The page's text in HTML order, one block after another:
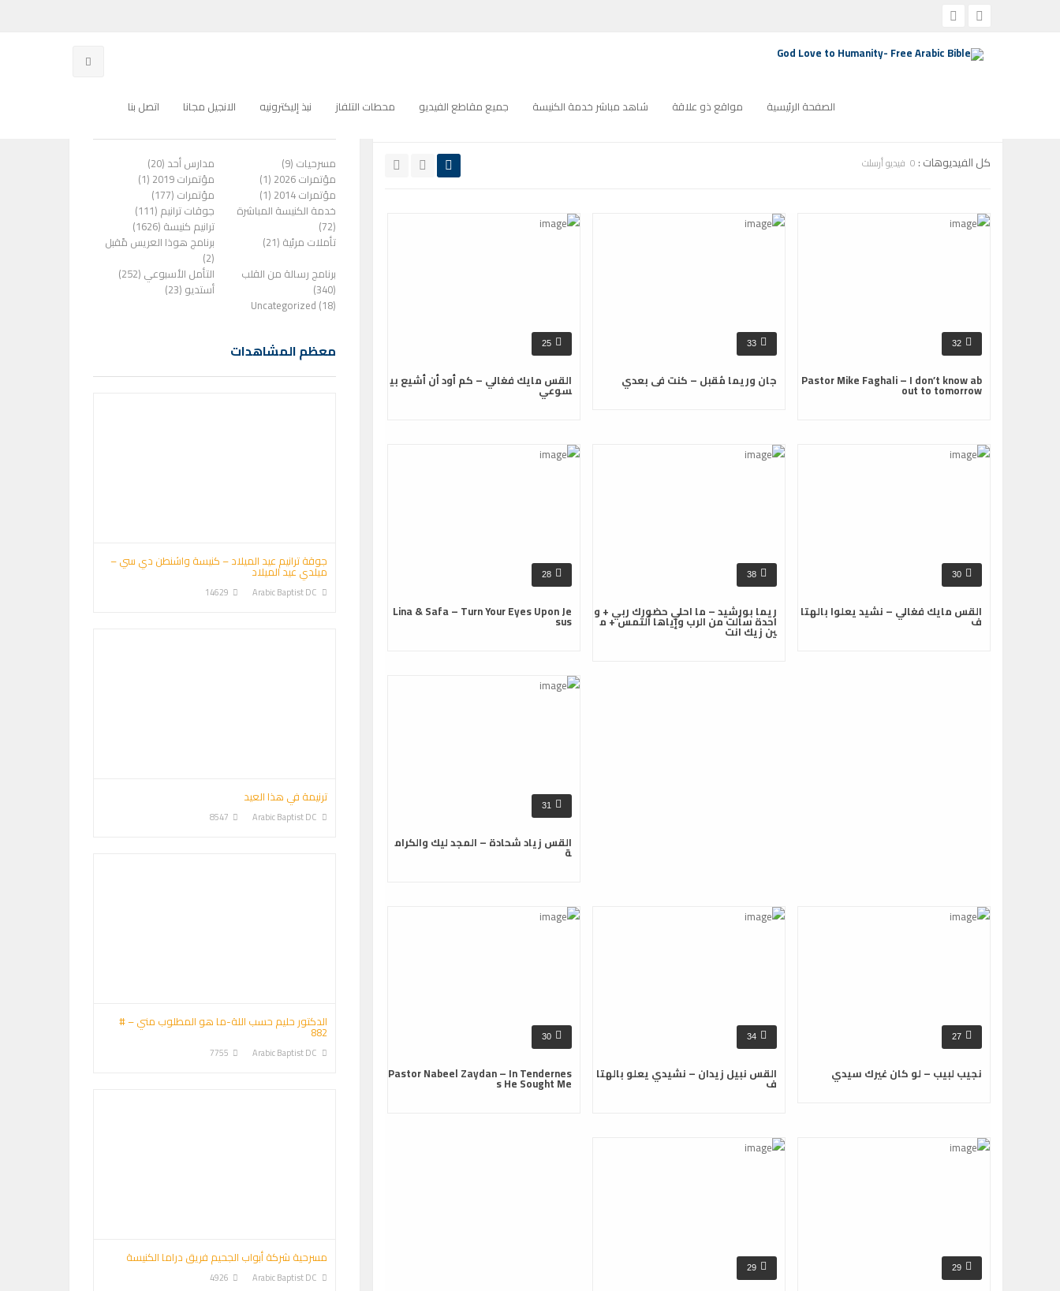
الصفحة الرئيسية مواقع ذو علاقة شاهد مباشر خدمة الكنيسة جميع مقاطع الفيديو محطات التلفاز نبذ إليكترونيه الانجيل مجانا اتصل بنا
الصفحة الرئيسية التأمل الأسبوعي التصنيف:
جميع عالية الدقة
كل الفيديوهات : 0 فيديو أرسلت
32
Pastor Mike Faghali – I don’t know ab
out to tomorrow
33
جان وريما مُقبل – كنت فى بعدي
25
القس مايك فغالي – كم أود أن أشيع بي
سوعي
30
القس مايك فغالي – نشيد يعلوا بالهتا
ف
38
ريما بورشيد – ما احلي حضورك ربي + و
احدة سألت من الرب وإياها ألتمس + م
ين زيك انت
28
Lina & Safa – Turn Your Eyes Upon Je
sus
31
القس زياد شحادة – المجد ليك والكرام
ة
27
نجيب لبيب – لو كان غيرك سيدي
34
القس نبيل زيدان – نشيدي يعلو بالهتا
ف
30
Pastor Nabeel Zaydan – In Tendernes
s He Sought Me
29
29
الفئات
مسرحيات (9)
مدارس أحد (20)
مؤتمرات 2026 (1)
مؤتمرات 2019 (1)
مؤتمرات 2014 (1)
مؤتمرات (177)
خدمة الكنيسة المباشرة
(72)
جوقات ترانيم (111)
ترانيم كنيسة (1626)
تأملات مرئية (21)
برنامج هوذا العريس مًقبل
(2)
برنامج رسالة من القلب
(340)
التأمل الأسبوعي (252)
أستديو (23)
Uncategorized (18)
معظم المشاهدات
جوقة ترانيم عيد الميلاد – كنيسة واشنطن دي سي –
ميلدي عيد الميلاد
Arabic Baptist DC
14629
ترنيمة في هذا العيد
Arabic Baptist DC
8547
الدكتور حليم حسب اللة-ما هو المطلوب مني – #
882
Arabic Baptist DC
7755
مسرحية شركة أبواب الجحيم فريق دراما الكنيسة
Arabic Baptist DC
4926